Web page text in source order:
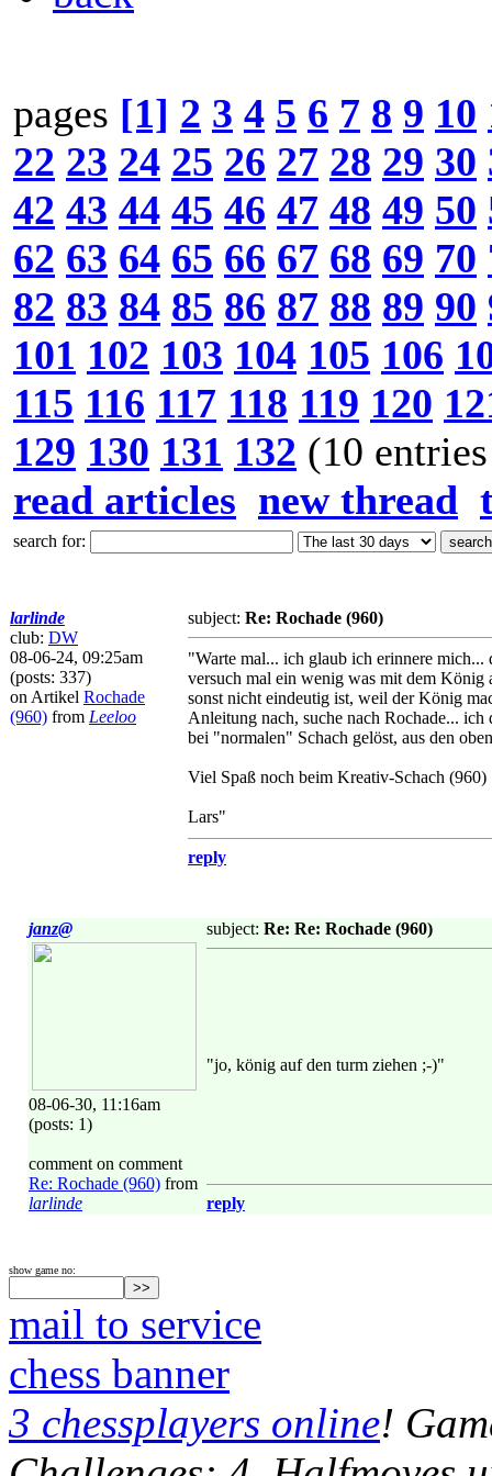
pages [1] 2 3 4 5 6 7 8 9 10
22 23 24 25 26 27 28 29 30
42 43 44 45 46 47 48 49 50
62 63 64 65 66 67 68 69 70
82 83 84 85 86 87 88 89 90
101 102 103 104 105 106
115 116 117 118 119 120
129 130 131 132 (10
read articles new thread
search for:
larlinde
club: DW
08-06-24, 09:25am
(posts: 337)
on Artikel Rochade
(960) from Leeloo
subject: Re: Rochade (960)
"Warte mal... ich glaub ich erinnere
versuch mal ein wenig was mit dem König
sonst nicht eindeutig ist, weil der König
Anleitung nach, suche nach Rochade...
bei "normalen" Schach gelöst, aus den
Viel Spaß noch beim Kreativ-Schach (960)
Lars"
reply
janz@
08-06-30, 11:16am
(posts: 1)
comment on comment
Re: Rochade (960) from
larlinde
subject: Re: Re: Rochade (960)
"jo, könig auf den turm ziehen ;-)"
reply
show game no:
mail to service
chess banner
3 chessplayers online!